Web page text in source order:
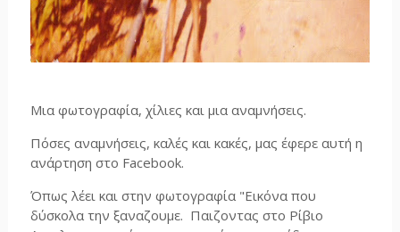
Μια φωτογραφία, χίλιες και μια αναμνήσεις.
Πόσες αναμνήσεις, καλές και κακές, μας έφερε αυτή η
ανάρτηση στο Facebook.
Όπως λέει και στην φωτογραφία "Εικόνα που
δύσκολα την ξαναζουμε. Παιζοντας στο Ρίβιο